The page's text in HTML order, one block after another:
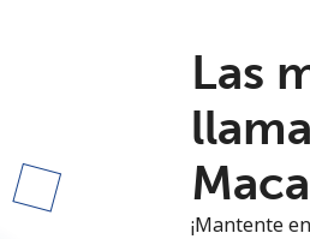
Inicia
Regístrate con
Las
¡Mantente